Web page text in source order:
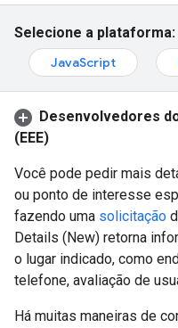
Selecione a plataforma:
JavaScript
Desenvolvedores
(EEE)
Você pode pedir mais
ou ponto de interesse
fazendo uma solicitação
Details (New) retorna
o lugar indicado, como
telefone, avaliação de
Há muitas maneiras de